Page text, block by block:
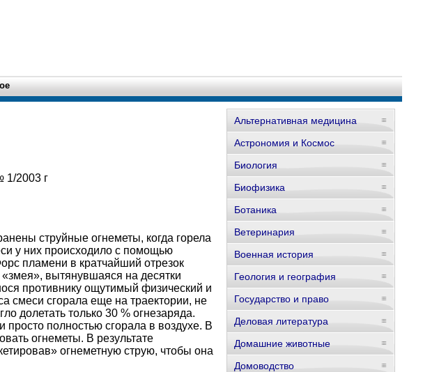
2003 г
струйные огнеметы, когда горела
у них происходило с помощью
пламени в кратчайший отрезок
вытянувшаяся на десятки
противнику ощутимый физический и
смеси сгорала еще на траектории, не
долетать только 30 % огнезаряда.
полностью сгорала в воздухе. В
огнеметы. В результате
огнеметную струю, чтобы она
Альтернативная медицина
Астрономия и Космос
Биология
Биофизика
Ботаника
Ветеринария
Военная история
Геология и география
Государство и право
Деловая литература
Домашние животные
Домоводство